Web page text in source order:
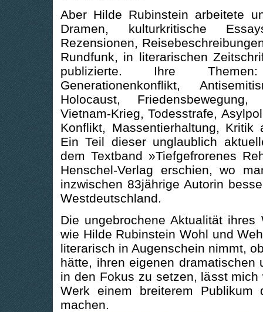
Aber Hilde Rubinstein arbeitete
Dramen, kulturkritische
Rezensionen,
Rundfunk, in literarischen
publizierte. Ihre Themen:
Generationenkonflikt,
Holocaust,
Vietnam-Krieg, Todesstrafe,
Konflikt, Massentierhaltung,
Ein Teil dieser unglaublich
dem Textband »Tiefgefrorenes
Henschel-Verlag erschien, wo
inzwischen 83jährige Autorin
Westdeutschland.
Die ungebrochene Aktualität
wie Hilde Rubinstein Wohl und
literarisch in Augenschein nimmt,
hätte, ihren eigenen dramatischen
in den Fokus zu setzen, lässt
Werk einem breiterem Publikum
machen.